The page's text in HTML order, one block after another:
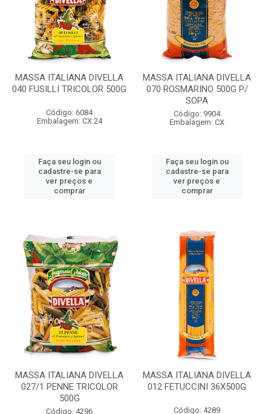
MASSA ITALIANA DIVELLA
040 FUSILLI TRICOLOR 500G
Código: 6084
Embalagem: CX 24
Faça seu login ou
cadastre-se para
ver preços e
comprar
MASSA ITALIANA DIVELLA
070 ROSMARINO 500G P/
SOPA
Código: 9904
Embalagem: CX
Faça seu login ou
cadastre-se para
ver preços e
comprar
MASSA ITALIANA DIVELLA
027/1 PENNE TRICOLOR
500G
Código: 4296
MASSA ITALIANA DIVELLA
012 FETUCCINI 36X500G
Código: 4289